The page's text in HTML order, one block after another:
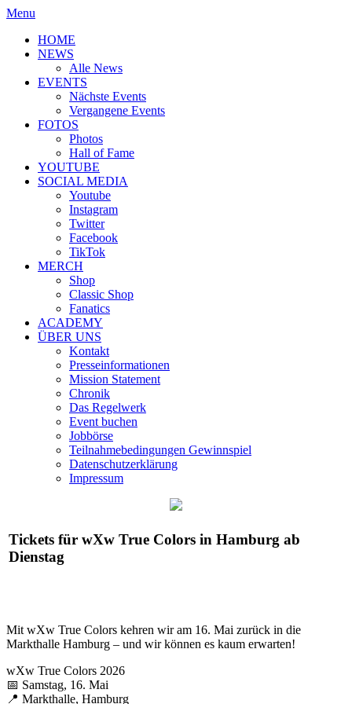
Menu
HOME
NEWS
Alle News
EVENTS
Nächste Events
Vergangene Events
FOTOS
Photos
Hall of Fame
YOUTUBE
SOCIAL MEDIA
Youtube
Instagram
Twitter
Facebook
TikTok
MERCH
Shop
Classic Shop
Fanatics
ACADEMY
ÜBER UNS
Kontakt
Presseinformationen
Mission Statement
Chronik
Das Regelwerk
Event buchen
Jobbörse
Teilnahmebedingungen Gewinnspiel
Datenschutzerklärung
Impressum
Tickets für wXw True Colors in Hamburg ab
Dienstag
Mit wXw True Colors kehren wir am 16. Mai zurück in die
Markthalle Hamburg – und wir können es kaum erwarten!
wXw True Colors 2026
📅 Samstag, 16. Mai
📍 Markthalle, Hamburg